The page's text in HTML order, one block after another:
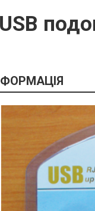
для
CD/DVD